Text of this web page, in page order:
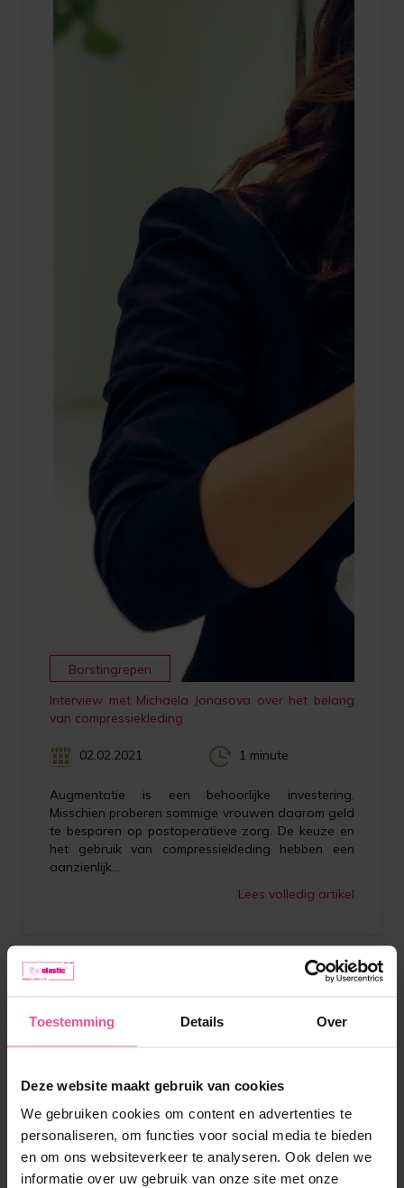
Toestemming Details Over
Deze website maakt gebruik van cookies
We gebruiken cookies om content en advertenties te
personaliseren, om functies voor social media te bieden
en om ons websiteverkeer te analyseren. Ook delen we
informatie over uw gebruik van onze site met onze
Borstingrepen
Interview met Michaela Jonasova over het belang
van compressiekleding
02.02.2021 1 minute
Augmentatie is een behoorlijke investering.
Misschien proberen sommige vrouwen daarom geld
te besparen op postoperatieve zorg. De keuze en
het gebruik van compressiekleding hebben een
aanzienlijk...
Lees volledig artikel